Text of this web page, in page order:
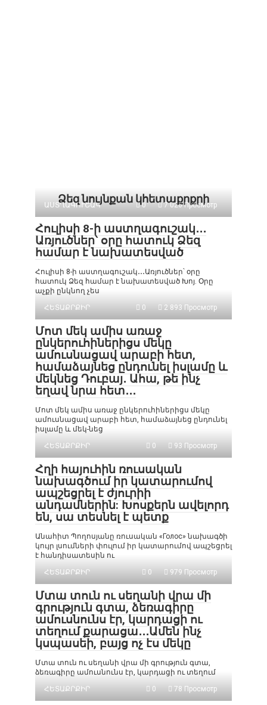
Ձեզ նույնքան կհետաքրքրի
ԱՍՏՂԱԳՈՒՇԱԿ 0 7 026 Просмотр
Հուլիսի 8-ի աստղագուշակ․․․
Առյուծներ՝ օրը հատուկ Ձեզ
համար է նախատեսված
Հուլիսի 8-ի աստղագուշակ․․․Առյուծներ՝ օրը
հատուկ Ձեզ համար է նախատեսված Խոյ. Օրը
աչքի ընկնող չես
ՀԵՏԱՔՐՔԻՐ
0 2 893 Просмотр
Մոտ մեկ ամիս առաջ
ընկերուհիներիցս մեկը
ամուսնացավ արաբի հետ,
համաձայնեց ընդունել իսլամը և
մեկնեց Դուբայ․ Ահա, թե ինչ
եղավ նրա հետ․․․
Մոտ մեկ ամիս առաջ ընկերուհիներիցս մեկը
ամուսնացավ արաբի հետ, համաձայնեց ընդունել
իսլամը և մեկ-նեց
ՀԵՏԱՔՐՔԻՐ
0 93 Просмотр
Հղի հայուհին ռուսական
նախագծում իր կատարումով
ապշեցրել է ժյուրիի
անդամներին: Խոսքերն ավելորդ
են, սա տեսնել է պետք
Անահիտ Պողոսյանը ռուսական «Голос» նախագծի
կույր լսումների փուլում իր կատարումով ապշեցրել
է հանդիսատեսին ու
ՀԵՏԱՔՐՔԻՐ
0 979 Просмотр
Մտա տուն ու սեղանի վրա մի
գրություն գտա, ձեռագիրը
ամուսնունս էր, կարդացի ու
տեղում քարացա․․․Ամեն ինչ
կսպասեի, բայց ոչ էս մեկը
Մտա տուն ու սեղանի վրա մի գրություն գտա,
ձեռագիրը ամուսնունս էր, կարդացի ու տեղում
ՀԵՏԱՔՐՔԻՐ
0 78 Просмотр